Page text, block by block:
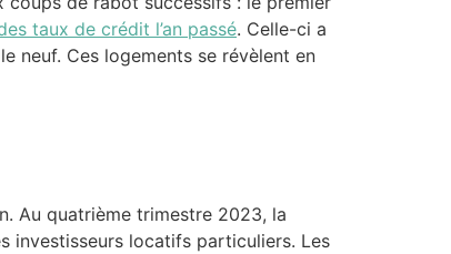
taux de crédit l’an passé. Celle-ci a
neuf. Ces logements se révèlent en
Au quatrième trimestre 2023, la
investisseurs locatifs particuliers. Les